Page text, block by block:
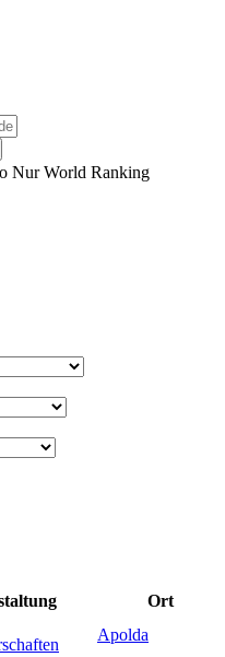
Nur World Ranking
Ort
Apolda